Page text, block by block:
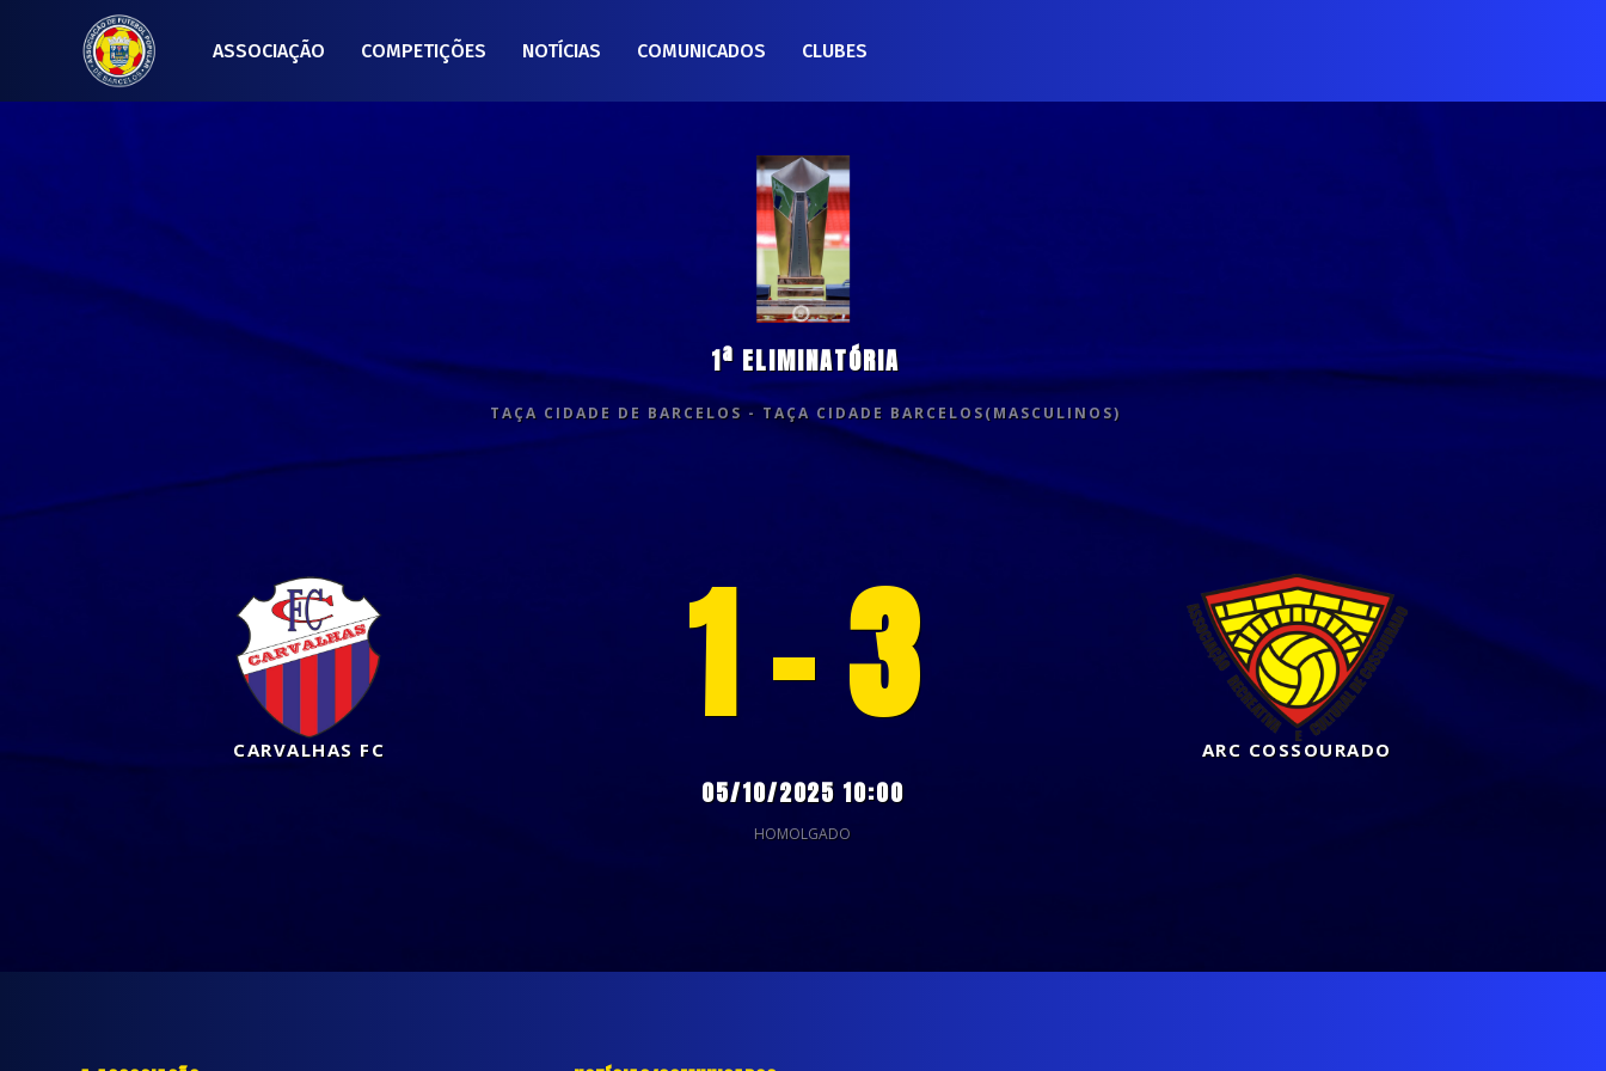
ASSOCIAÇÃO COMPETIÇÕES NOTÍCIAS COMUNICADOS CLUBES
1ª ELIMINATÓRIA
TAÇA CIDADE DE BARCELOS - TAÇA CIDADE BARCELOS(MASCULINOS)
CARVALHAS FC 1 - 3
05/10/2025 10:00
HOMOLGADO
ARC COSSOURADO